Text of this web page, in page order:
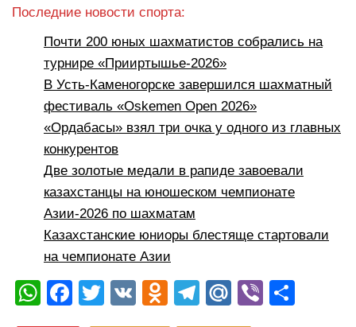
Последние новости спорта:
Почти 200 юных шахматистов собрались на
турнире «Прииртышье-2026»
В Усть-Каменогорске завершился шахматный
фестиваль «Oskemen Open 2026»
«Ордабасы» взял три очка у одного из главных
конкурентов
Две золотые медали в рапиде завоевали
казахстанцы на юношеском чемпионате
Азии-2026 по шахматам
Казахстанские юниоры блестяще стартовали
на чемпионате Азии
W F
T
V
O
T
M Vi